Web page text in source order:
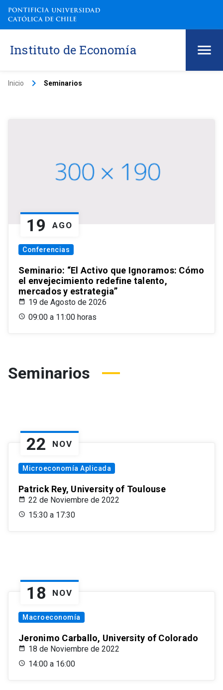
Instituto de Economía
Inicio keyboard_arrow_right Seminarios
19 AGO
Conferencias
Seminario: “El Activo que Ignoramos: Cómo
el envejecimiento redefine talento,
mercados y estrategia”
19 de Agosto de 2026
09:00 a 11:00 horas
Seminarios
22 NOV
Microeconomía Aplicada
Patrick Rey, University of Toulouse
22 de Noviembre de 2022
15:30 a 17:30
18 NOV
Macroeconomía
Jeronimo Carballo, University of Colorado
18 de Noviembre de 2022
14:00 a 16:00